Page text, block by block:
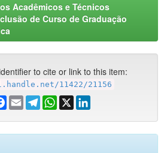
Acadêmicos e Técnicos
de Curso de Graduação
to cite or link to this item:
11422/21156
Facebook
EmailTelegramWhatsApp
X